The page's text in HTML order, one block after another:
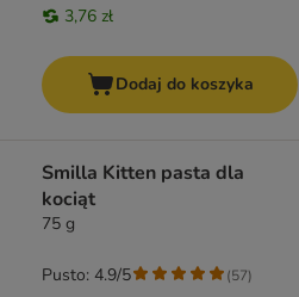
3,76 zł
Dodaj do koszyka
Smilla Kitten pasta dla
kociąt
75 g
Pusto: 4.9/5 (57)